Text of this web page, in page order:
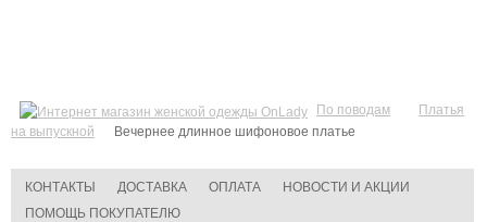
По поводам
Платья
на выпускной
Вечернее длинное шифоновое платье
КОНТАКТЫ ДОСТАВКА ОПЛАТА
НОВОСТИ И АКЦИИ
ПОМОЩЬ ПОКУПАТЕЛЮ